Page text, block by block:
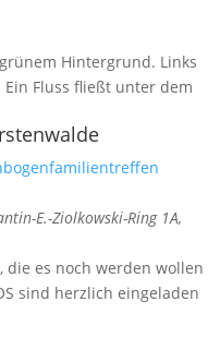
E.-Ziolkowski-Ring 1A,
die es noch werden wollen
sind herzlich eingeladen